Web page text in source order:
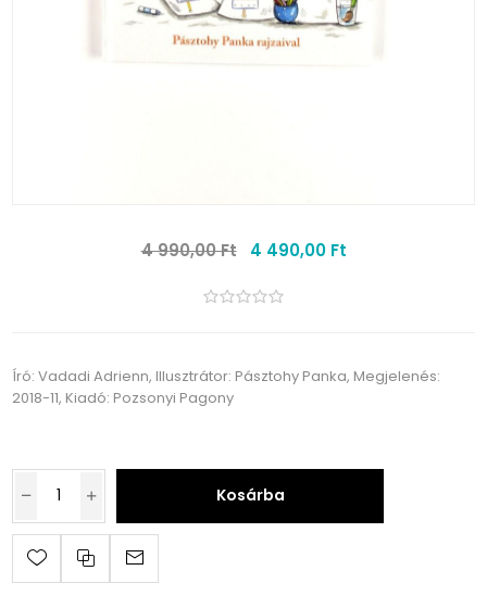
4 990,00 Ft 4 490,00 Ft
Író: Vadadi Adrienn, Illusztrátor: Pásztohy Panka, Megjelenés:
2018-11, Kiadó: Pozsonyi Pagony
Kosárba